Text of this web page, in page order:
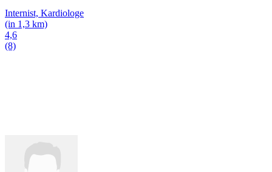
Internist, Kardiologe
(in 1,3 km)
4,6
(8)